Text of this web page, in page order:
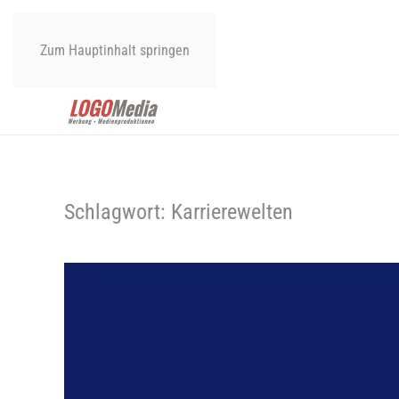
Zum Hauptinhalt springen
Schlagwort: Karrierewelten